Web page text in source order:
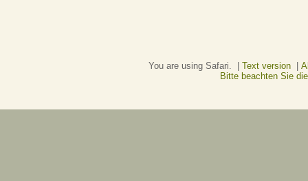
You are using Safari. | Text version|
Bitte beachten Sie